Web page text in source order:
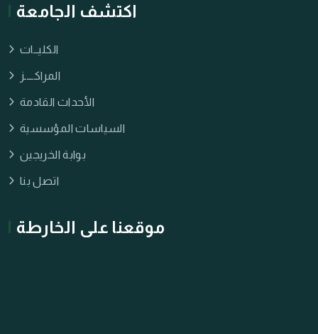
اكتشف الجامعة
الكليــات
المراكــــز
الأحداث القادمة
السياسات المؤسسية
بوابة الخريجين
اتصل بنا
موقعنا على الخارطة